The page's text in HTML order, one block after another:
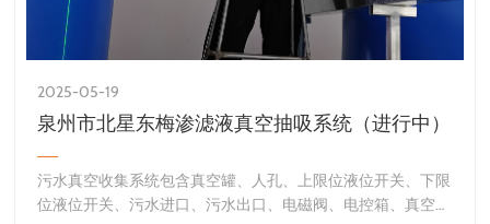
2025-05-19
泉州市北星东梅渗滤液真空抽吸系统（进行中）
污水真空收集系统包含真空罐、人孔、上限位液位开关、下限
位液位开关、污水进口、污水出口、电磁阀、电控箱、真空抽